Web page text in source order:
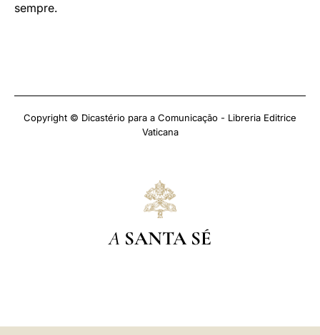
sempre.
Copyright © Dicastério para a Comunicação - Libreria Editrice
Vaticana
A SANTA SÉ